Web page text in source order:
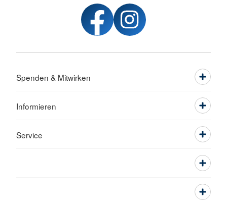
Spenden & Mitwirken
Informieren
Service